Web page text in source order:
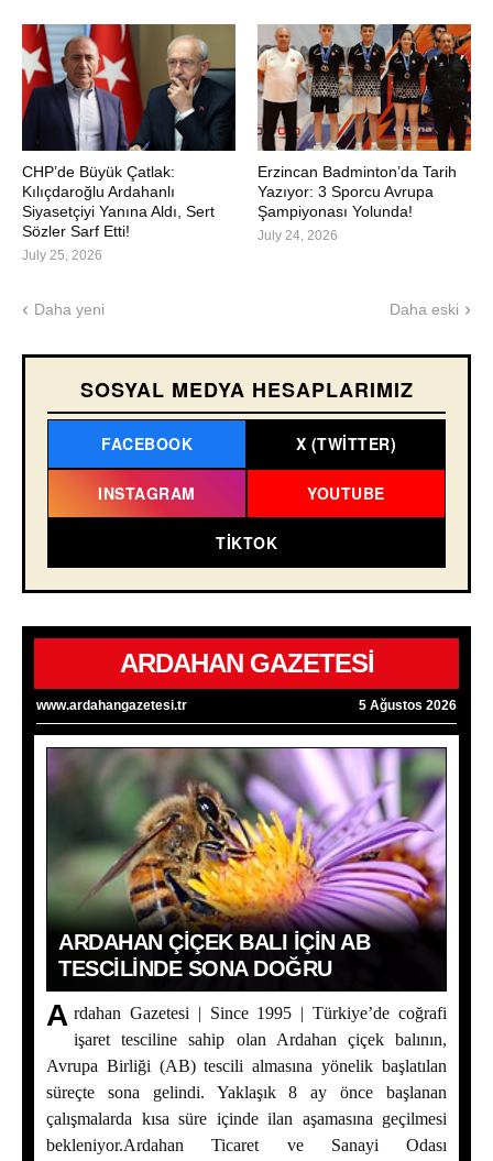
CHP’de Büyük Çatlak:
Kılıçdaroğlu Ardahanlı
Siyasetçiyi Yanına Aldı, Sert
Sözler Sarf Etti!
July 25, 2026
Erzincan Badminton’da Tarih
Yazıyor: 3 Sporcu Avrupa
Şampiyonası Yolunda!
July 24, 2026
Daha yeni Daha eski
SOSYAL MEDYA HESAPLARIMIZ
FACEBOOK X (TWITTER)
INSTAGRAM YOUTUBE
TIKTOK
ARDAHAN GAZETESİ
www.ardahangazetesi.tr 5 Ağustos 2026
ARDAHAN ÇIÇEK BALI İÇIN AB
TESCILINDE SONA DOĞRU
A rdahan Gazetesi | Since 1995 | Türkiye’de coğrafi
işaret tesciline sahip olan Ardahan çiçek balının,
Avrupa Birliği (AB) tescili almasına yönelik başlatılan
süreçte sona gelindi. Yaklaşık 8 ay önce başlanan
çalışmalarda kısa süre içinde ilan aşamasına geçilmesi
bekleniyor.Ardahan Ticaret ve Sanayi Odası
Ardahan Çiçek Balı İçin AB Tescilinde Sona Doğru